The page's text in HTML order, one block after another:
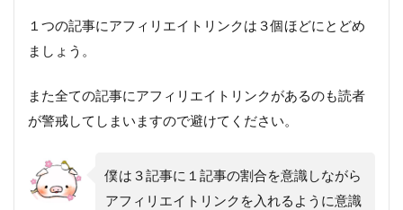
１つの記事にアフィリエイトリンクは３個ほどにとどめ
ましょう。
また全ての記事にアフィリエイトリンクがあるのも読者
が警戒してしまいますので避けてください。
僕は３記事に１記事の割合を意識しながら
アフィリエイトリンクを入れるように意識